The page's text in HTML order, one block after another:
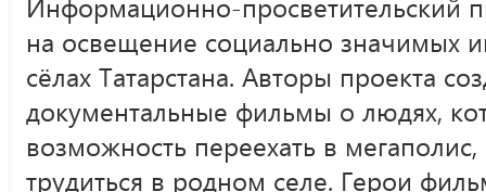
на освещение социально значимых
сёлах Татарстана. Авторы проекта
документальные фильмы о людях,
возможность переехать в
трудиться в родном селе. Герои